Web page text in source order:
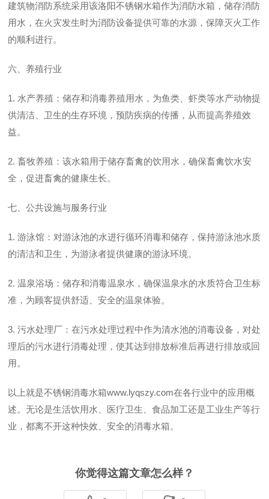
建筑物消防系统采用该洛阳不锈钢水箱作为消防水箱，储存消防
用水，在火灾发生时为消防设备提供可靠的水源，保障灭火工作
的顺利进行。
六、养殖行业
1. 水产养殖：储存和消毒养殖用水，为鱼类、虾类等水产动物提
供清洁、卫生的生存环境，预防疾病的传播，从而提高养殖效
益。
2. 畜牧养殖：该水箱用于储存畜禽的饮用水，确保畜禽饮水安
全，促进畜禽的健康生长。
七、公共设施与服务行业
1. 游泳馆：对游泳池的水进行循环消毒和储存，保持游泳池水质
的清洁和卫生，为游泳者提供健康的游泳环境。
2. 温泉浴场：储存和消毒温泉水，确保温泉水的水质符合卫生标
准，为顾客提供舒适、安全的温泉体验。
3. 污水处理厂：在污水处理过程中作为清水池的消毒设备，对处
理后的污水进行消毒处理，使其达到排放标准后再进行排放或回
用。
以上就是不锈钢消毒水箱www.lyqszy.com在各行业中的应用概
述。无论是生活饮用水、医疗卫生、食品加工还是工业生产等行
业，都离不开这种快效、安全的消毒水箱。
你觉得这篇文章怎么样？